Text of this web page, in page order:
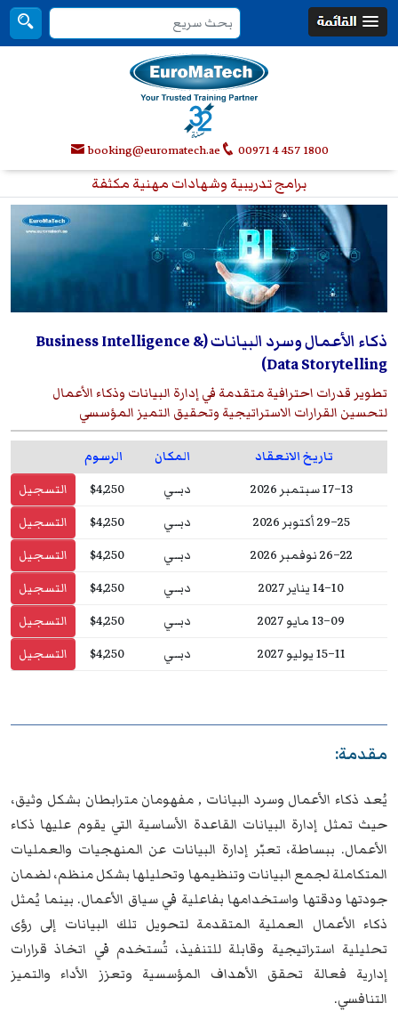
00971 4 457 1800
booking@euromatech.ae
برامج تدريبية وشهادات مهنية مكثفة
ذكاء الأعمال وسرد البيانات (Business Intelligence &
Data Storytelling)
تطوير قدرات احترافية متقدمة في إدارة البيانات وذكاء الأعمال
لتحسين القرارات الاستراتيجية وتحقيق التميز المؤسسي
تاريخ الانعقاد المكان
الرسوم
13–17 سبتمبر 2026
دبــي $4,250
التسجيل
25–29 أكتوبر 2026
دبــي $4,250
التسجيل
22–26 نوفمبر 2026
دبــي $4,250
التسجيل
10–14 يناير 2027
دبــي $4,250
التسجيل
09–13 مايو 2027
دبــي $4,250
التسجيل
11–15 يوليو 2027
دبــي $4,250 التسجيل
مقدمة:
يُعد ذكاء الأعمال وسرد البيانات , مفهومان مترابطان بشكل وثيق،
حيث تمثل إدارة البيانات القاعدة الأساسية التي يقوم عليها ذكاء
الأعمال. ببساطة، تعبّر إدارة البيانات عن المنهجيات والعمليات
المتكاملة لجمع البيانات وتنظيمها وتحليلها بشكل منظم، لضمان
جودتها ودقتها واستخدامها بفاعلية في سياق الأعمال. بينما يُمثل
ذكاء الأعمال العملية المتقدمة لتحويل تلك البيانات إلى رؤى
تحليلية استراتيجية وقابلة للتنفيذ، تُستخدم في اتخاذ قرارات
إدارية فعالة تحقق الأهداف المؤسسية وتعزز الأداء والتميز
التنافسي.